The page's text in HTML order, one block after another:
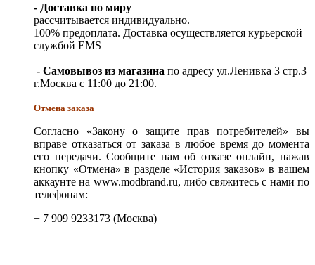
- Доставка по миру
рассчитывается индивидуально.
100% предоплата. Доставка осуществляется курьерской
службой EMS
- Самовывоз из магазина по адресу ул.Ленивка 3 стр.3
г.Москва с 11:00 до 21:00.
Отмена заказа
Согласно «Закону о защите прав потребителей» вы
вправе отказаться от заказа в любое время до момента
его передачи. Сообщите нам об отказе онлайн, нажав
кнопку «Отмена» в разделе «История заказов» в вашем
аккаунте на www.modbrand.ru, либо свяжитесь с нами по
телефонам:
+ 7 909 9233173 (Москва)